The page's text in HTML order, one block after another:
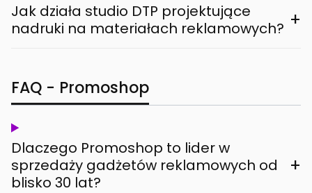
Jak działa studio DTP projektujące
nadruki na materiałach reklamowych? +
FAQ - Promoshop
Dlaczego Promoshop to lider w
sprzedaży gadżetów reklamowych od
blisko 30 lat?
+